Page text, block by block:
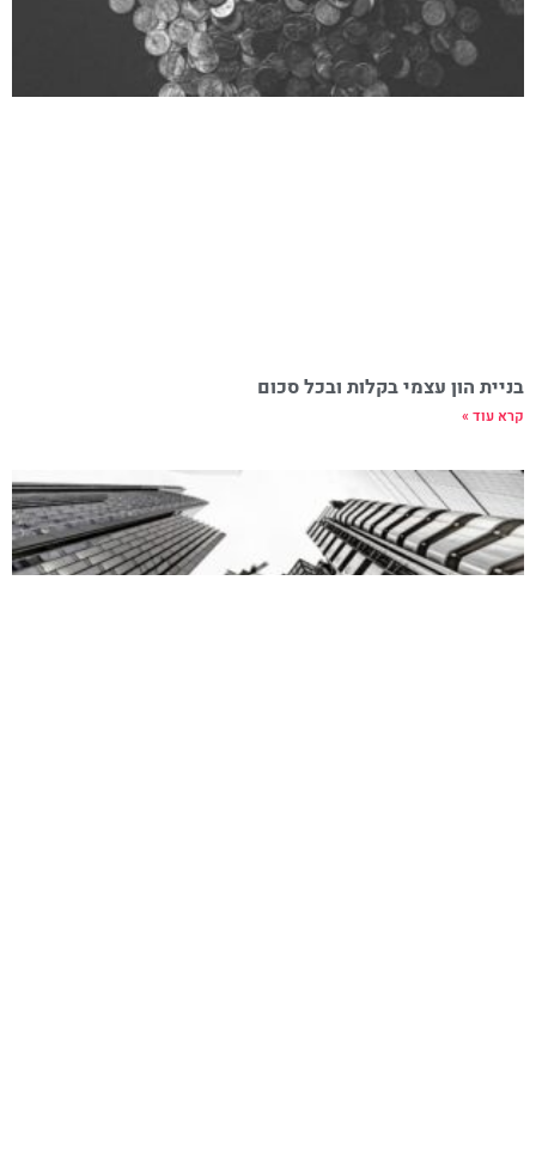
בניית הון עצמי בקלות ובכל סכום
קרא עוד »